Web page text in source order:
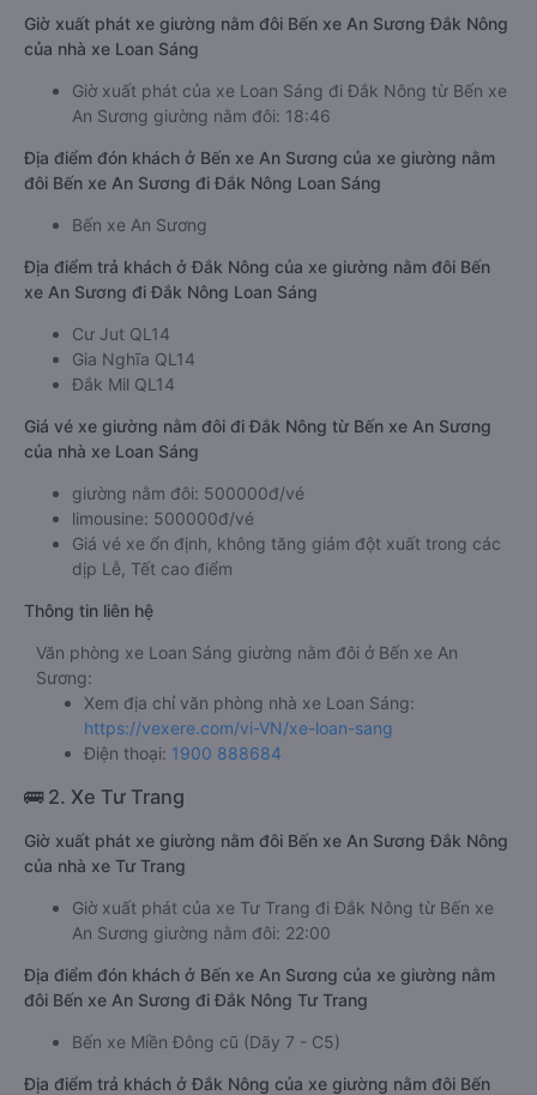
Giờ xuất phát xe giường nằm đôi Bến xe An Sương Đắk Nông
của nhà xe Loan Sáng
Giờ xuất phát của xe Loan Sáng đi Đắk Nông từ Bến xe
An Sương giường nằm đôi: 18:46
Địa điểm đón khách ở Bến xe An Sương của xe giường nằm
đôi Bến xe An Sương đi Đắk Nông Loan Sáng
Bến xe An Sương
Địa điểm trả khách ở Đắk Nông của xe giường nằm đôi Bến
xe An Sương đi Đắk Nông Loan Sáng
Cư Jut QL14
Gia Nghĩa QL14
Đắk Mil QL14
Giá vé xe giường nằm đôi đi Đắk Nông từ Bến xe An Sương
của nhà xe Loan Sáng
giường nằm đôi: 500000đ/vé
limousine: 500000đ/vé
Giá vé xe ổn định, không tăng giảm đột xuất trong các
dịp Lễ, Tết cao điểm
Thông tin liên hệ
Văn phòng xe Loan Sáng giường nằm đôi ở Bến xe An
Sương:
Xem địa chỉ văn phòng nhà xe Loan Sáng:
https://vexere.com/vi-VN/xe-loan-sang
Điện thoại: 1900 888684
🚌 2. Xe Tư Trang
Giờ xuất phát xe giường nằm đôi Bến xe An Sương Đắk Nông
của nhà xe Tư Trang
Giờ xuất phát của xe Tư Trang đi Đắk Nông từ Bến xe
An Sương giường nằm đôi: 22:00
Địa điểm đón khách ở Bến xe An Sương của xe giường nằm
đôi Bến xe An Sương đi Đắk Nông Tư Trang
Bến xe Miền Đông cũ (Dãy 7 - C5)
Địa điểm trả khách ở Đắk Nông của xe giường nằm đôi Bến